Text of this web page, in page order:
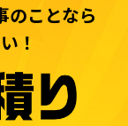
のことなら
！